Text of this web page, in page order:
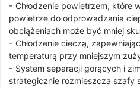
- Chłodzenie powietrzem, które
powietrze do odprowadzania
obciążeniach może być mniej
- Chłodzenie cieczą,
temperaturą przy mniejszym
- System separacji gorących i
strategicznie rozmieszcza szafy